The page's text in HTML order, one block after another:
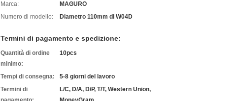
Marca:
MAGURO
Numero di modello:
Diametro 110mm di W04D
Termini di pagamento e spedizione:
Quantità di ordine
minimo:
10pcs
Tempi di consegna:
5-8 giorni del lavoro
Termini di
L/C, D/A, D/P, T/T, Western Union,